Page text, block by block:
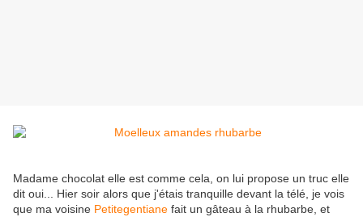
Madame chocolat elle est comme cela, on lui propose un truc elle
dit oui... Hier soir alors que j'étais tranquille devant la télé, je vois
que ma voisine Petitegentiane fait un gâteau à la rhubarbe, et